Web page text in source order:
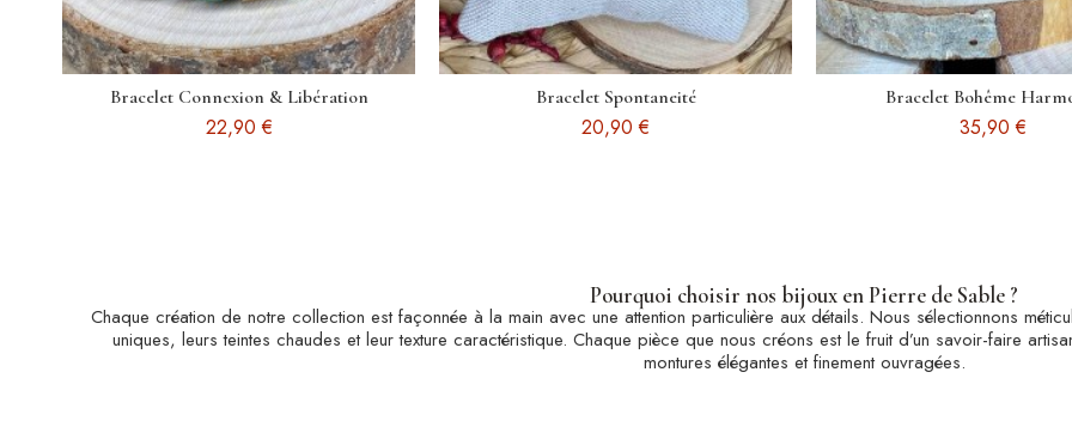
Bracelet Connexion & Libération
22,90 €
Bracelet Spontaneité
20,90 €
Bracelet Bohême
35,90 €
Pourquoi choisir nos bijoux en Pierre de Sable ?
Chaque création de notre collection est façonnée à la main avec une attention particulière aux détails. Nous sélectionnons
uniques, leurs teintes chaudes et leur texture caractéristique. Chaque pièce que nous créons est le fruit d’un savoir-faire
montures élégantes et finement ouvragées.